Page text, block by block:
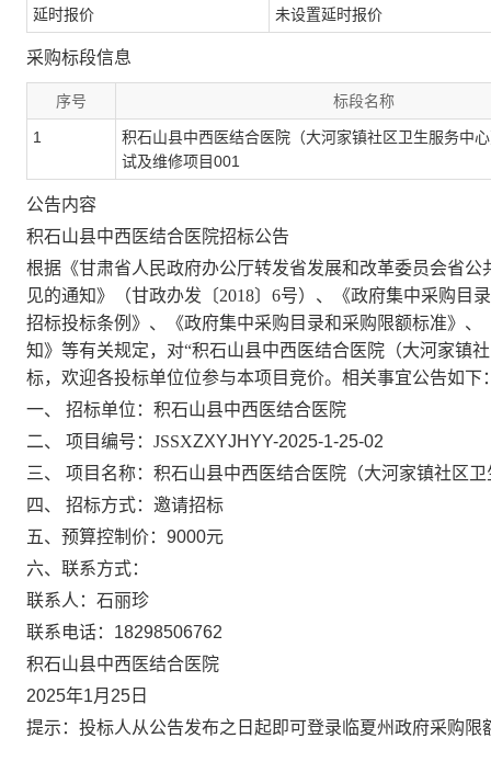
延时报价 未设置延时报价
采购标段信息
序号 标段名称
1
积石山县中西医结合医院（大河家镇社区卫生服务中
试及维修项目001
公告内容
积石山县中西医结合医院招标公告
根据《甘肃省人民政府办公厅转发省发展和改革委员会省
见的通知》（甘政办发〔2018〕6号）、《政府集中采购目
招标投标条例》、《政府集中采购目录和采购限额标准》
知》等有关规定，对“积石山县中西医结合医院（大河家镇
标，欢迎各投标单位位参与本项目竞价。相关事宜公告如下
一、
招标单位： 积石山县中西医结合医院
二、
项 目编号： JSSXZXYJHYY-2025-1-25-02
三、
项目名称： 积石山县中西医结合医院（大河家镇社区
四、
招标方式： 邀请招标
五、预算控制价： 9000元
六、联系方式：
联系人 ： 石丽珍
联系电话： 18298506762
积石山县中西医结合医院
2025年1月25日
提示： 投标人从公告发布之日起即可登录临夏州政府采购